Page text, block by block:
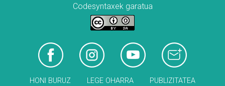
Codesyntaxek garatua
HONI BURUZ LEGE OHARRA PUBLIZITATEA